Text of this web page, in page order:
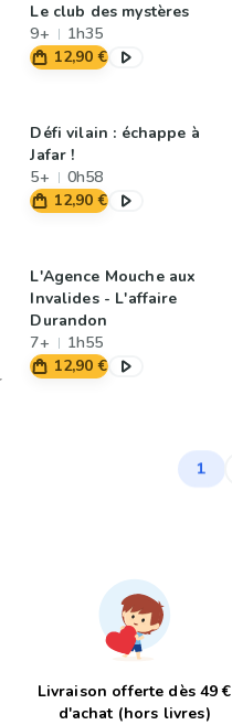
Le club des mystères
9+
1h35
12,90 €
Défi vilain : échappe à
Jafar !
5+
0h58
12,90 €
L'Agence Mouche aux
Invalides - L'affaire
Durandon
7+
1h55
12,90 €
1
Livraison offerte dès 49 €
d'achat (hors livres)